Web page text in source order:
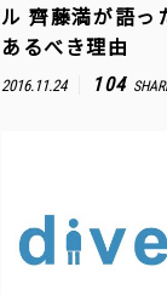
ル 齊藤満が語っ
あるべき理由
2016.11.24 104